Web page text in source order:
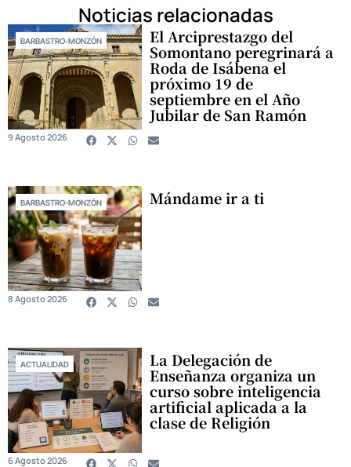
Noticias relacionadas
BARBASTRO-MONZÓN El Arciprestazgo del
Somontano peregrinará a
Roda de Isábena el
próximo 19 de
septiembre en el Año
Jubilar de San Ramón
9 Agosto 2026
BARBASTRO-MONZÓN Mándame ir a ti
8 Agosto 2026
ACTUALIDAD La Delegación de
Enseñanza organiza un
curso sobre inteligencia
artificial aplicada a la
clase de Religión
6 Agosto 2026